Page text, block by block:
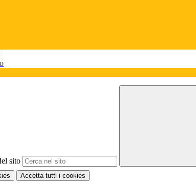
sito
Accetta tutti i cookies